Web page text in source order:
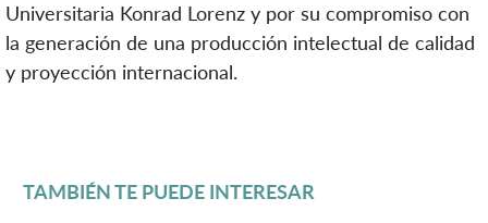
Universitaria Konrad Lorenz y por su compromiso con
la generación de una producción intelectual de calidad
y proyección internacional.
TAMBIÉN TE PUEDE INTERESAR